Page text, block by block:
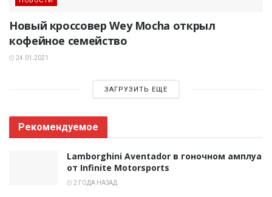
Новый кроссовер Wey Mocha открыл
кофейное семейство
24.01.2021
ЗАГРУЗИТЬ ЕЩЕ
Рекомендуемое
Lamborghini Aventador в гоночном амплуа
от Infinite Motorsports
2 ГОДА НАЗАД